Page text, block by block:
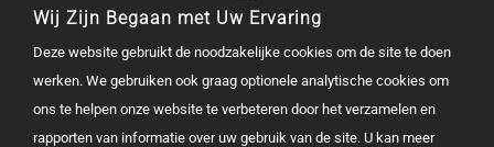
Wij Zijn Begaan met Uw Ervaring
Deze website gebruikt de noodzakelijke cookies om de site te doen
werken. We gebruiken ook graag optionele analytische cookies om
ons te helpen onze website te verbeteren door het verzamelen en
rapporten van informatie over uw gebruik van de site. U kan meer